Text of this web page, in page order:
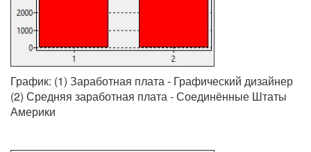
График: (1) Заработная плата - Графический дизайнер
(2) Средняя заработная плата - Соединённые Штаты
Америки